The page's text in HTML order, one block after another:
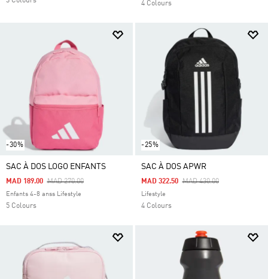
4 Colours
-30%
SAC À DOS LOGO ENFANTS
Price Reduced From
MAD 270.00To
MAD 189.00
Enfants 4-8 anss Lifestyle
5 Colours
-25%
SAC À DOS APWR
Price Reduced From
MAD 430.00To
MAD 322.50
Lifestyle
4 Colours